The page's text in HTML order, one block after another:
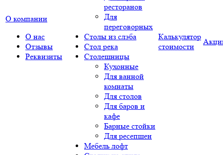
О компании
О нас
Отзывы
Реквизиты
ресторанов
Для
переговорных
Столы из слэба
Стол река
Столешницы
Кухонные
Для ванной
комнаты
Для столов
Для баров и
кафе
Барные стойки
Для ресепшен
Мебель лофт
Калькулятор
стоимости